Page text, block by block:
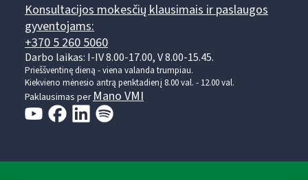
Konsultacijos mokesčių klausimais ir paslaugos
gyventojams:
+370 5 260 5060
Darbo laikas: I-IV 8.00-17.00, V 8.00-15.45.
Prieššventinę dieną - viena valanda trumpiau.
Kiekvieno mėnesio antrą penktadienį 8.00 val. - 12.00 val.
Paklausimas per Mano VMI